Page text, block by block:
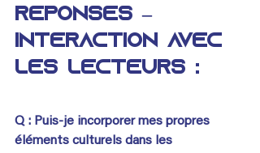
réponses –
Interaction avec
les lecteurs :
Q : Puis-je incorporer mes propres
éléments culturels dans les